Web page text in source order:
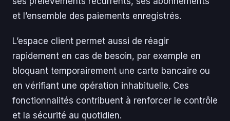
et l’ensemble des paiements enregistrés.
L’espace client permet aussi de réagir
rapidement en cas de besoin, par exemple en
bloquant temporairement une carte bancaire ou
en vérifiant une opération inhabituelle. Ces
fonctionnalités contribuent à renforcer le contrôle
et la sécurité au quotidien.